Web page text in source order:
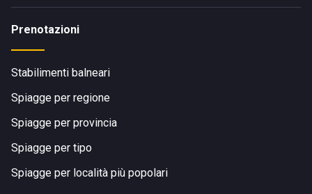
Prenotazioni
Stabilimenti balneari
Spiagge per regione
Spiagge per provincia
Spiagge per tipo
Spiagge per località più popolari